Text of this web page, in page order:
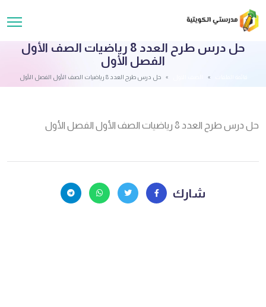
حل درس طرح العدد 8 رياضيات الصف الأول
الفصل الأول
حل درس طرح العدد 8 رياضيات الصف الأول الفصل الأول
حل درس طرح العدد 8 رياضيات الصف الأول الفصل الأول
شارك